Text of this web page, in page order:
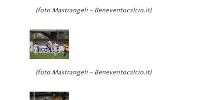
(foto Mastrangeli – Beneventocalcio.it)
(foto Mastrangeli – Beneventocalcio.it)